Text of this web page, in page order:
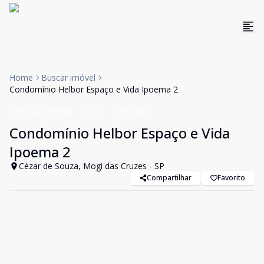
Home
Buscar imóvel
Condomínio Helbor Espaço e Vida Ipoema 2
Condomínio Helbor Espaço e Vida
Ipoema 2
Cézar de Souza, Mogi das Cruzes - SP
Compartilhar Favorito